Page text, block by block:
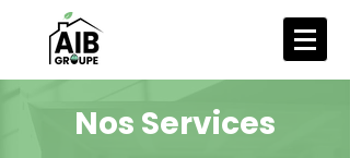
Nos Services